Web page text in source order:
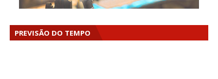
PREVISÃO DO TEMPO